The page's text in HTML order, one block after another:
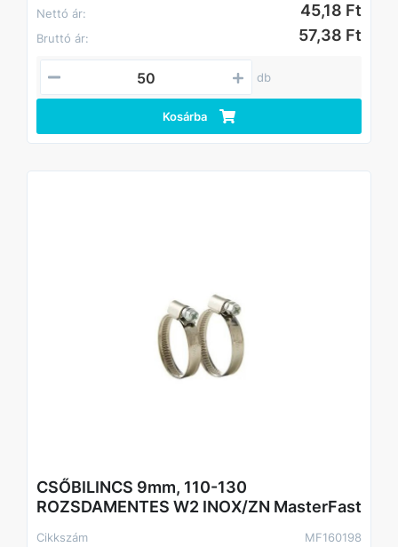
Főbb jellemzők
• 9 mm-es szorítósáv – optimális stabilitást és nagy
szorítóerőt biztosít
• W2 rozsdamentes acél kivitel – korrózióálló, tartós,
időjárás- és vegyszerálló
• Csavaros rögzítés – egyszerű szerelhetőség, pontos
meghúzás
Nettó ár:
45,18 Ft
Bruttó ár: 57,38 Ft
db
Kosárba
CSŐBILINCS 9mm, 110-130
ROZSDAMENTES W2 INOX/ZN MasterFast
Cikkszám MF160198